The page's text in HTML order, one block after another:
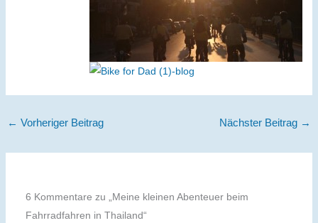
← Vorheriger Beitrag Nächster Beitrag →
6 Kommentare zu „Meine kleinen Abenteuer beim
Fahrradfahren in Thailand“